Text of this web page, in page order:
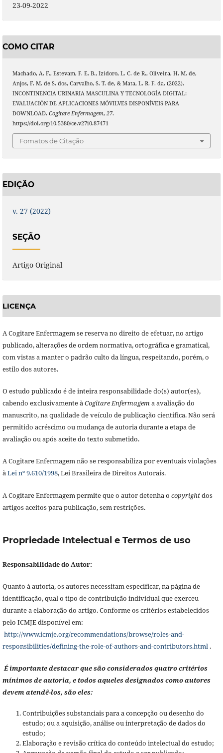
23-09-2022
COMO CITAR
Machado, A. F., Estevam, F. E. B., Izidoro, L. C. de R., Oliveira, H. M. de,
Anjos, F. M. de S. dos, Carvalho, S. T. de, & Mata, L. R. F. da. (2022).
INCONTINENCIA URINARIA MASCULINA Y TECNOLOGÍA DIGITAL:
EVALUACIÓN DE APLICACIONES MÓVILVES DISPONÍVEIS PARA
DOWNLOAD. Cogitare Enfermagem, 27.
https://doi.org/10.5380/ce.v27i0.87471
Fomatos de Citação
EDIÇÃO
v. 27 (2022)
SEÇÃO
Artigo Original
LICENÇA
A Cogitare Enfermagem se reserva no direito de efetuar, no artigo
publicado, alterações de ordem normativa, ortográfica e gramatical,
com vistas a manter o padrão culto da língua, respeitando, porém, o
estilo dos autores.
O estudo publicado é de inteira responsabilidade do(s) autor(es),
cabendo exclusivamente àCogitare Enfermagema avaliação do
manuscrito, na qualidade de veículo de publicação científica. Não será
permitido acréscimo ou mudança de autoria durante a etapa de
avaliação ou após aceite do texto submetido.
A Cogitare Enfermagem não se responsabiliza por eventuais violações
àLei nº 9.610/1998, Lei Brasileira de Direitos Autorais.
A Cogitare Enfermagem permite que o autor detenha o copyrightdos
artigos aceitos para publicação, sem restrições.
Propriedade Intelectual e Termos de uso
Responsabilidade do Autor:
Quanto à autoria, os autores necessitam especificar, na página de
identificação, qual o tipo de contribuição individual que exerceu
durante a elaboração do artigo. Conforme os critérios estabelecidos
pelo ICMJE disponível em:
http://www.icmje.org/recommendations/browse/roles-and-
responsibilities/defining-the-role-of-authors-and-contributors.html .
É importante destacar que são considerados quatro critérios
mínimos de autoria, e todos aqueles designados como autores
devem atendê-los, são eles:
Contribuições substanciais para a concepção ou desenho do
estudo; ou a aquisição, análise ou interpretação de dados do
estudo;
Elaboração e revisão crítica do conteúdo intelectual do estudo;